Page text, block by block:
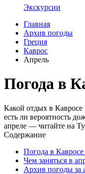
Экскурсии
Главная
Архив погоды
Греция
Каврос
Апрель
Погода в
Какой отдых в Кавросе
есть ли вероятность
апреле — читайте на
Содержание
Погода в Кавросе
Чем заняться в
Архив погоды за